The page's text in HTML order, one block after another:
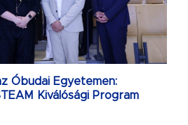
Óbudai Egyetemen:
Kiválósági Program